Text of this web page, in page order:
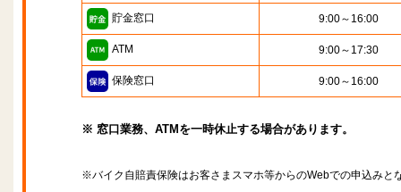
貯金窓口 9:00～16:00
ATM 9:00～17:30
保険窓口 9:00～16:00
※ 窓口業務、ATMを一時休止する場合があります。
※バイク自賠責保険はお客さまスマホ等からのWebでの申込みと